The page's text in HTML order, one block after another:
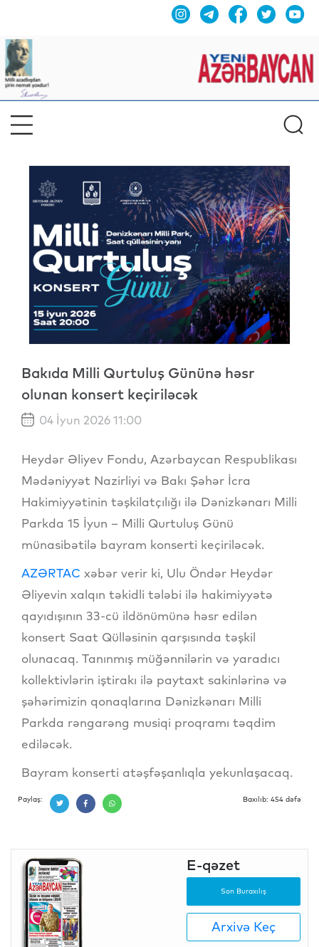
Bakıda Milli Qurtuluş Gününə həsr
olunan konsert keçiriləcək
04 İyun 2026 11:00
Heydər Əliyev Fondu, Azərbaycan Respublikası
Mədəniyyət Nazirliyi və Bakı Şəhər İcra
Hakimiyyətinin təşkilatçılığı ilə Dənizkənarı Milli
Parkda 15 İyun – Milli Qurtuluş Günü
münasibətilə bayram konserti keçiriləcək.
AZƏRTAC xəbər verir ki, Ulu Öndər Heydər
Əliyevin xalqın təkidli tələbi ilə hakimiyyətə
qayıdışının 33-cü ildönümünə həsr edilən
konsert Saat Qülləsinin qarşısında təşkil
olunacaq. Tanınmış müğənnilərin və yaradıcı
kollektivlərin iştirakı ilə paytaxt sakinlərinə və
şəhərimizin qonaqlarına Dənizkənarı Milli
Parkda rəngarəng musiqi proqramı təqdim
ediləcək.
Bayram konserti atəşfəşanlıqla yekunlaşacaq.
Paylaş: Baxılıb: 454 dəfə
E-qəzet
Son Buraxılış
Arxivə Keç